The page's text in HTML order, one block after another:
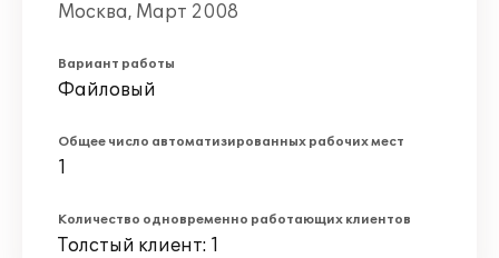
Москва, Март 2008
Вариант работы
Файловый
Общее число автоматизированных рабочих мест
1
Количество одновременно работающих клиентов
Толстый клиент: 1